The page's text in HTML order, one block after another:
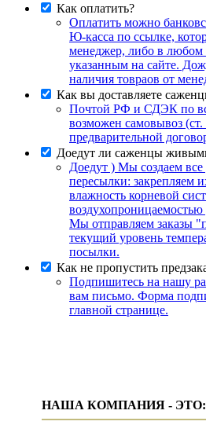
Как оплатить?
Оплатить можно
Ю-касса по ссылке,
менеджер, либо в любом
указанным на сайте.
наличия товраов от
Как вы доставляете
Почтой РФ и СДЭК по
возможен самовывоз
предварительной
Доедут ли саженцы
Доедут ) Мы создаем
пересылки: закрепляем
влажность корневой
Мы отправляем заказы
текущий уровень
посылки.
Как не пропустить
Подпишитесь на нашу
вам письмо. Форма
главной странице.
НАША КОМПАНИЯ - ЭТО: